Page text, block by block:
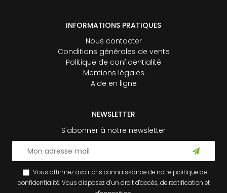
INFORMATIONS PRATIQUES
Nous contacter
Conditions générales de vente
Politique de confidentialité
Mentions légales
Aide en ligne
NEWSLETTER
S'abonner à notre newsletter
Vous affirmez avoir pris connaissance de notre politique de
confidentialité. Vous disposez d'un droit d'accès, de rectification et